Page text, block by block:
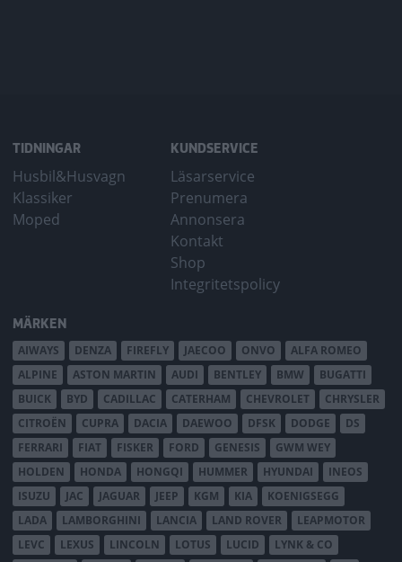
TIDNINGAR
Husbil&Husvagn
Klassiker
Moped
KUNDSERVICE
Läsarservice
Prenumera
Annonsera
Kontakt
Shop
Integritetspolicy
MÄRKEN
AIWAYS DENZA FIREFLY JAECOO ONVO
ALFA ROMEO
ALPINE
ASTON MARTIN AUDI BENTLEY BMW
BUGATTI
BUICK
BYD CADILLAC CATERHAM CHEVROLET
CHRYSLER
CITROËN
CUPRA DACIA DAEWOO DFSK DODGE
DS
FERRARI
FIAT FISKER FORD GENESIS
GWM WEY
HOLDEN
HONDA HONGQI HUMMER HYUNDAI
INEOS
ISUZU
JAC JAGUAR JEEP KGM KIA
KOENIGSEGG
LADA
LAMBORGHINI LANCIA LAND ROVER
LEAPMOTOR
LEVC
LEXUS LINCOLN LOTUS LUCID
LYNK & CO